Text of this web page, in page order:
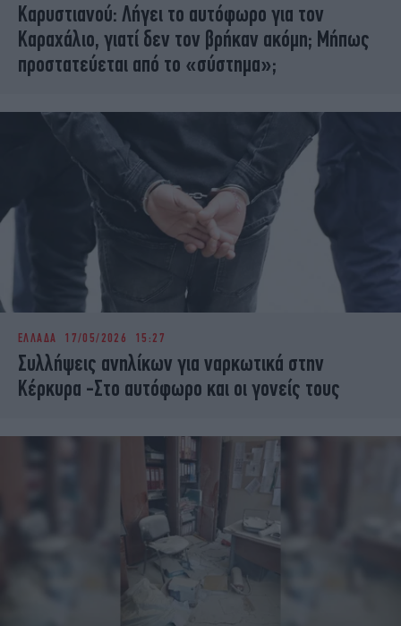
Καρυστιανού: Λήγει το αυτόφωρο για τον
Καραχάλιο, γιατί δεν τον βρήκαν ακόμη; Μήπως
προστατεύεται από το «σύστημα»;
ΕΛΛΑΔΑ 17/05/2026 15:27
Συλλήψεις ανηλίκων για ναρκωτικά στην
Κέρκυρα -Στο αυτόφωρο και οι γονείς τους